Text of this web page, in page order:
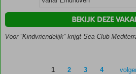
10
lopen
Voor “Kindvriendelijk” krijgt Sea Club
BEKIJK DEZE
1 2 3 4